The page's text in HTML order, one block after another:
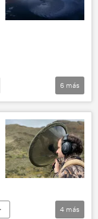
Galicia
6 más
4 más